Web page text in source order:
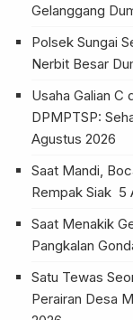
Gelanggang
Polsek Sungai
Nerbit Besar
Usaha Galian C
DPMPTSP:
Agustus 2026
Saat Mandi,
Rempak Siak 5
Saat Menakik
Pangkalan
Satu Tewas
Perairan Desa